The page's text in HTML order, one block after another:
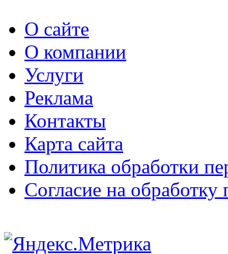
О сайте
О компании
Услуги
Реклама
Контакты
Карта сайта
Политика обработки
Согласие на